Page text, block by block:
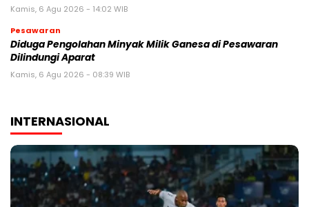
Kamis, 6 Agu 2026 - 14:02 WIB
Pesawaran
Diduga Pengolahan Minyak Milik Ganesa di Pesawaran
Dilindungi Aparat
Kamis, 6 Agu 2026 - 08:39 WIB
INTERNASIONAL